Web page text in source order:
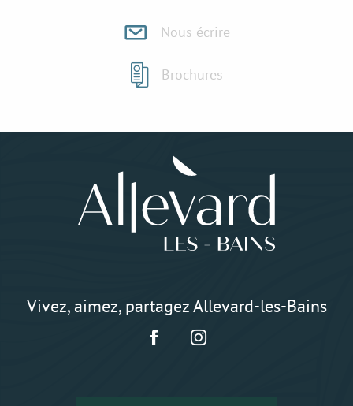
Nous écrire
Brochures
Vivez, aimez, partagez Allevard-les-Bains